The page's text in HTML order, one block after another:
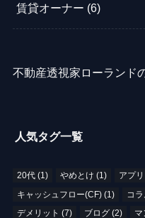
賃貸オーナー (6)
不動産透視家ローランド
人気タグ一覧
20代(1) やめとけ (1) アプリ
キャッシュフロー(CF)(1) コ
デメリット (7) ブログ (2) マ